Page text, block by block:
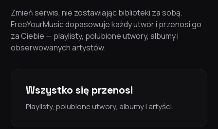
Zmień serwis, nie zostawiając biblioteki za sobą.
FreeYourMusic dopasowuje każdy utwór i przenosi go
za Ciebie — playlisty, polubione utwory, albumy i
obserwowanych artystów.
Wszystko się przenosi
Playlisty, polubione utwory, albumy i artyści.